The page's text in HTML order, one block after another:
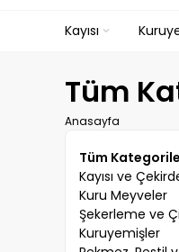
Kayısı
Tüm
Anasayfa
Tüm
Kayısı ve
Kuru Meyveler
Şekerleme ve
Kuruyemişler